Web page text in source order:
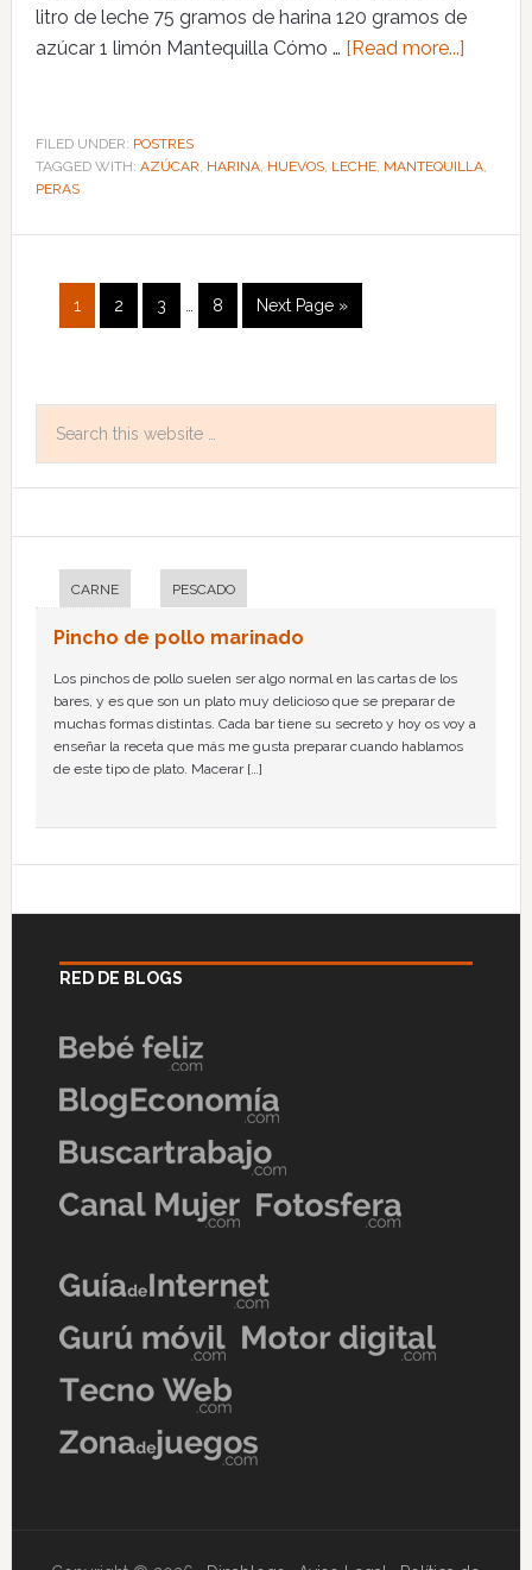
litro de leche 75 gramos de harina 120 gramos de
azúcar 1 limón Mantequilla Cómo … [Read more...]
FILED UNDER: POSTRES
TAGGED WITH: AZÚCAR, HARINA, HUEVOS, LECHE, MANTEQUILLA,
PERAS
1 2 3 … 8 Next Page »
CARNE PESCADO
Pincho de pollo marinado
Los pinchos de pollo suelen ser algo normal en las cartas de los
bares, y es que son un plato muy delicioso que se preparar de
muchas formas distintas. Cada bar tiene su secreto y hoy os voy a
enseñar la receta que más me gusta preparar cuando hablamos
de este tipo de plato. Macerar […]
RED DE BLOGS